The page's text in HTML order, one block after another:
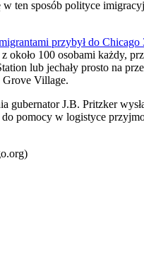
ten sposób polityce
przybył do Chicago
około 100 osobami każdy,
lub jechały prosto na
Village.
gubernator J.B. Pritzker
pomocy w logistyce